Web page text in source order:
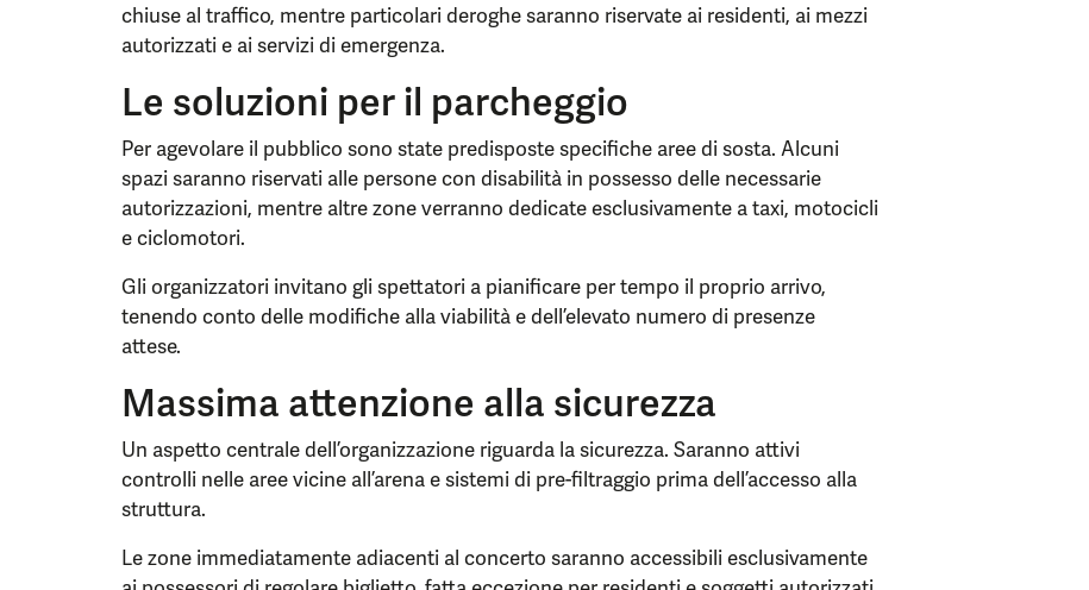
chiuse al traffico, mentre particolari deroghe saranno riservate ai residenti, ai mezzi
autorizzati e ai servizi di emergenza.
Le soluzioni per il parcheggio
Per agevolare il pubblico sono state predisposte specifiche aree di sosta. Alcuni
spazi saranno riservati alle persone con disabilità in possesso delle necessarie
autorizzazioni, mentre altre zone verranno dedicate esclusivamente a taxi, motocicli
e ciclomotori.
Gli organizzatori invitano gli spettatori a pianificare per tempo il proprio arrivo,
tenendo conto delle modifiche alla viabilità e dell’elevato numero di presenze
attese.
Massima attenzione alla sicurezza
Un aspetto centrale dell’organizzazione riguarda la sicurezza. Saranno attivi
controlli nelle aree vicine all’arena e sistemi di pre-filtraggio prima dell’accesso alla
struttura.
Le zone immediatamente adiacenti al concerto saranno accessibili esclusivamente